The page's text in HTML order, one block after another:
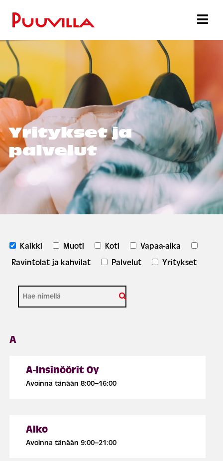
Yritykset ja
palvelut
Kaikki Muoti Koti
Vapaa-aika
Ravintolat ja kahvilat
Palvelut Yritykset
A
A-Insinöörit Oy
Avoinna tänään 8:00–16:00
Alko
Avoinna tänään 9:00–21:00